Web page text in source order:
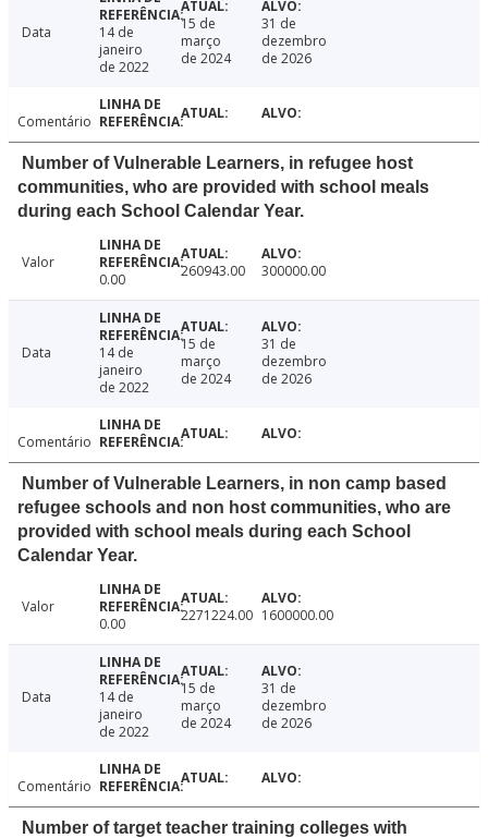
Data
14 de
janeiro
de 2022
15 de
março
de 2024
31 de
dezembro
de 2026
Comentário
Number of Vulnerable Learners, in refugee host
communities, who are provided with school meals
during each School Calendar Year.
Valor
0.00
260943.00 300000.00
Data
14 de
janeiro
de 2022
15 de
março
de 2024
31 de
dezembro
de 2026
Comentário
Number of Vulnerable Learners, in non camp based
refugee schools and non host communities, who are
provided with school meals during each School
Calendar Year.
Valor
0.00
2271224.00 1600000.00
Data
14 de
janeiro
de 2022
15 de
março
de 2024
31 de
dezembro
de 2026
Comentário
Number of target teacher training colleges with